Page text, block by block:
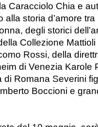
Caracciolo Chia e
alla storia d’amore
degli storici
Collezione
Rossi, della
di Venezia Karole
di Romana Severini
Boccioni e